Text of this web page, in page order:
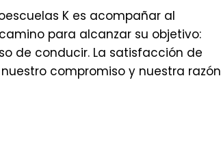
K es acompañar al
para alcanzar su objetivo:
de conducir. La satisfacción de
nuestro compromiso y nuestra razón